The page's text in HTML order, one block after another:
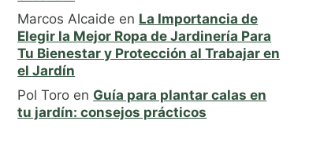
Marcos Alcaide en La Importancia de
Elegir la Mejor Ropa de Jardinería Para
Tu Bienestar y Protección al Trabajar en
el Jardín
Pol Toro en Guía para plantar calas en
tu jardín: consejos prácticos